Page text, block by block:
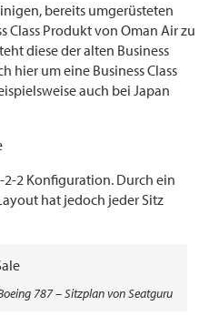
bereits umgerüsteten
Class Produkt von Oman Air zu
diese der alten Business
hier um eine Business Class
auch bei Japan
2 Konfiguration. Durch ein
hat jedoch jeder Sitz
787 – Sitzplan von Seatguru